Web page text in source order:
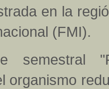
en la
(FMI).
semestral
organismo